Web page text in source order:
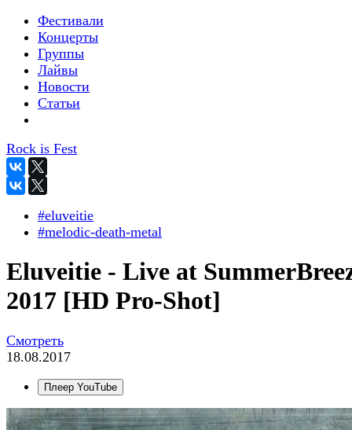
Фестивали
Концерты
Группы
Лайвы
Новости
Статьи
Rock is Fest
#eluveitie
#melodic-death-metal
Eluveitie - Live at
2017 [HD Pro-Shot]
Смотреть
18.08.2017
Плеер YouTube